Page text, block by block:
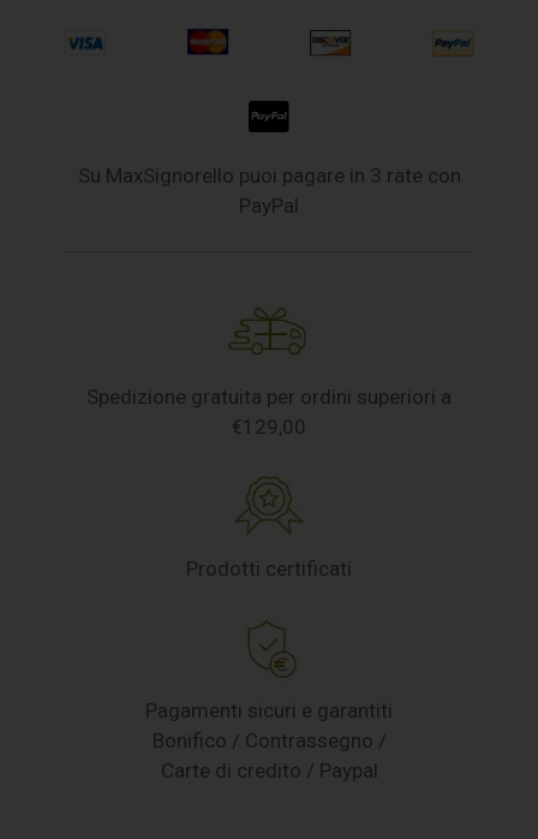
Su MaxSignorello puoi pagare in 3 rate con
PayPal
Spedizione gratuita per ordini superiori a
€129,00
Prodotti certificati
Pagamenti sicuri e garantiti
Bonifico / Contrassegno /
Carte di credito / Paypal